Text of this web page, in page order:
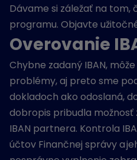
Dávame si záležať na tom,
programu. Objavte
Overovanie
Chybne zadaný IBAN,
problémy, aj preto sme
dokladoch ako odoslaná,
dobropis pribudla
IBAN partnera. Kontrola
účtov Finančnej správy a